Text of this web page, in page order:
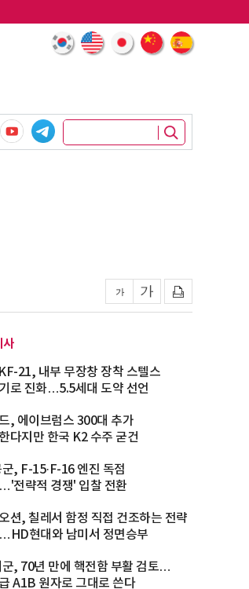
사
21, 내부 무장창 장착 스텔스
로 진화…5.5세대 도약 선언
, 에이브럼스 300대 추가
다지만 한국 K2 수주 굳건
, F-15·F-16 엔진 독점
전략적 경쟁' 입찰 전환
션, 칠레서 함정 직접 건조하는 전략
현대와 남미서 정면승부
군, 70년 만에 핵전함 부활 검토…
A1B 원자로 그대로 쓴다